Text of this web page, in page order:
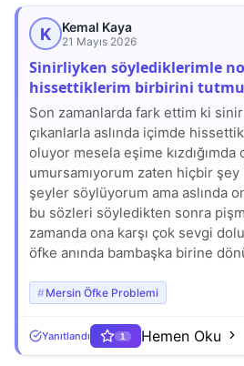
K Kemal Kaya
21 Mayıs 2026
Sinirliyken söylediklerimle
hissettiklerim birbirini
Son zamanlarda fark ettim ki
çıkanlarla aslında içimde
oluyor mesela eşime kızdığımda
umursamıyorum zaten hiçbir
şeyler söylüyorum ama aslında
bu sözleri söyledikten sonra
zamanda ona karşı çok sevgi
öfke anında bambaşka birine
Mersin Öfke Problemi
Yanıtlandı 1 Hemen Oku